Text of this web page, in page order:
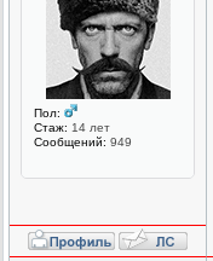
Пол:
Стаж: 14 лет
Сообщений: 949